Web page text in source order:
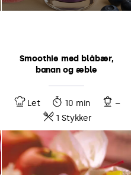
Smoothie med blåbær,
banan og æble
Let 10 min
–
1 Stykker